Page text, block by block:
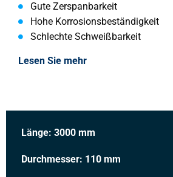
Gute Zerspanbarkeit
Hohe Korrosionsbeständigkeit
Schlechte Schweißbarkeit
Lesen Sie mehr
Länge: 3000 mm
Durchmesser: 110 mm